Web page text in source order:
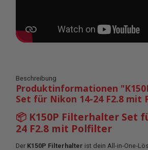
Beschreibung
Produktinformationen
Set für Nikon 14-24 F2.8 mit
📦 K150P Filterhalter Set
24 F2.8 mit Polfilter
Der K150P Filterhalter ist dein All-